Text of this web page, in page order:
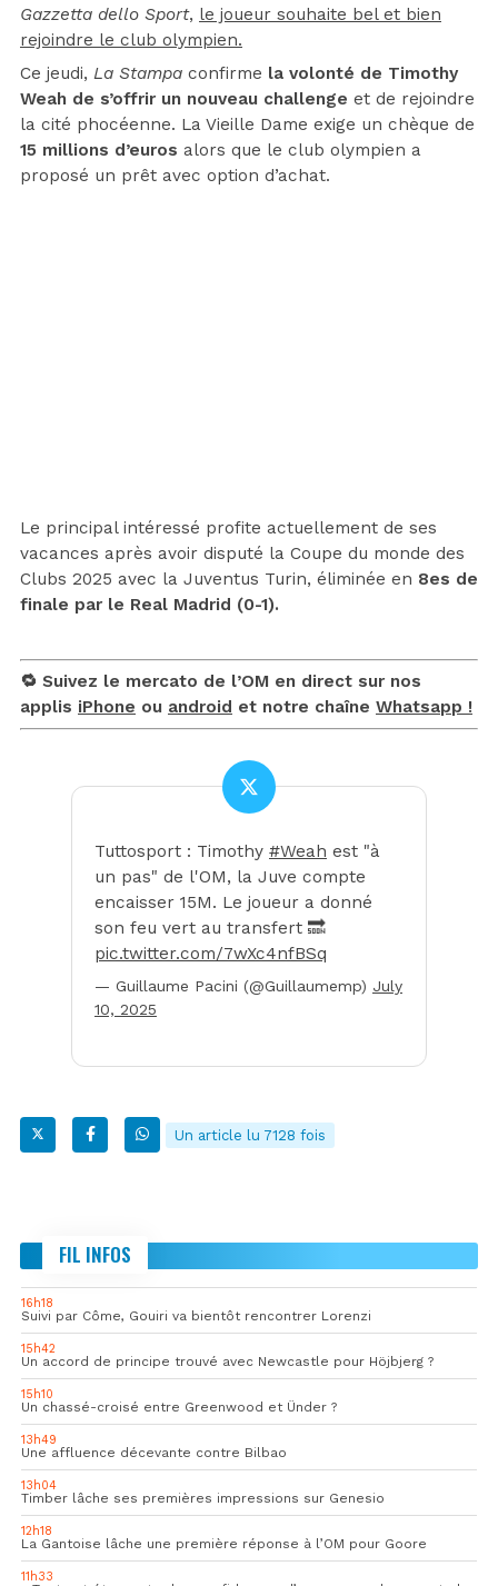
Gazzetta dello Sport, le joueur souhaite bel et bien
rejoindre le club olympien.
Ce jeudi, La Stampa confirme la volonté de Timothy
Weah de s’offrir un nouveau challenge et de rejoindre
la cité phocéenne. La Vieille Dame exige un chèque de
15 millions d’euros alors que le club olympien a
proposé un prêt avec option d’achat.
Le principal intéressé profite actuellement de ses
vacances après avoir disputé la Coupe du monde des
Clubs 2025 avec la Juventus Turin, éliminée en 8es de
finale par le Real Madrid (0-1).
🔁 Suivez le mercato de l’OM en direct sur nos
applis iPhone ou android et notre chaîne Whatsapp !
Tuttosport : Timothy #Weah est "à
un pas" de l'OM, la Juve compte
encaisser 15M. Le joueur a donné
son feu vert au transfert 🔜
pic.twitter.com/7wXc4nfBSq
— Guillaume Pacini (@Guillaumemp) July
10, 2025
Un article lu 7128 fois
FIL INFOS
16h18
Suivi par Côme, Gouiri va bientôt rencontrer Lorenzi
15h42
Un accord de principe trouvé avec Newcastle pour Höjbjerg ?
15h10
Un chassé-croisé entre Greenwood et Ünder ?
13h49
Une affluence décevante contre Bilbao
13h04
Timber lâche ses premières impressions sur Genesio
12h18
La Gantoise lâche une première réponse à l’OM pour Goore
11h33